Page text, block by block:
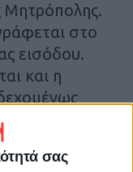
σας
Μητρόπολης.
στο
εισόδου.
και η
της